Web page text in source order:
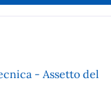
- Assetto del